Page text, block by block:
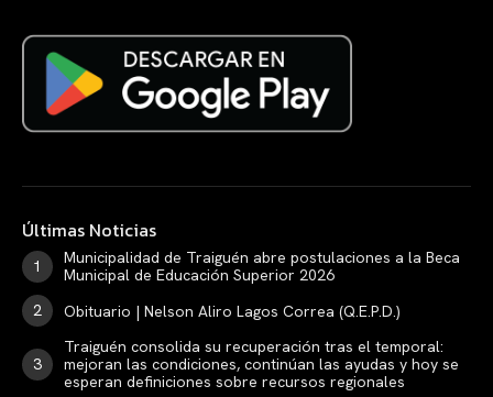
Últimas Noticias
Municipalidad de Traiguén abre postulaciones a la Beca
Municipal de Educación Superior 2026
Obituario | Nelson Aliro Lagos Correa (Q.E.P.D.)
Traiguén consolida su recuperación tras el temporal:
mejoran las condiciones, continúan las ayudas y hoy se
esperan definiciones sobre recursos regionales